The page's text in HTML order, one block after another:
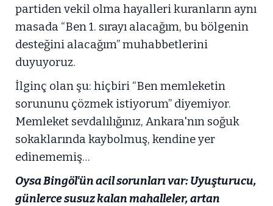
partiden vekil olma hayalleri kuranların aynı
masada “Ben 1. sırayı alacağım, bu bölgenin
desteğini alacağım” muhabbetlerini
duyuyoruz.
İlginç olan şu: hiçbiri “Ben memleketin
sorununu çözmek istiyorum” diyemiyor.
Memleket sevdalılığınız, Ankara'nın soğuk
sokaklarında kaybolmuş, kendine yer
edinememiş…
Oysa Bingöl'ün acil sorunları var: Uyuşturucu,
günlerce susuz kalan mahalleler, artan